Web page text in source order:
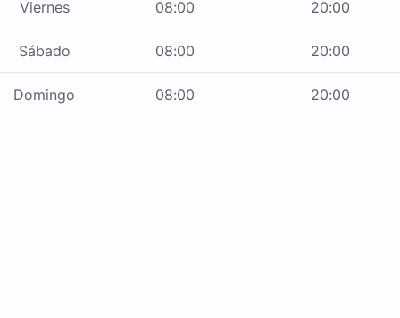
Viernes 08:00 20:00
Sábado 08:00 20:00
Domingo 08:00 20:00